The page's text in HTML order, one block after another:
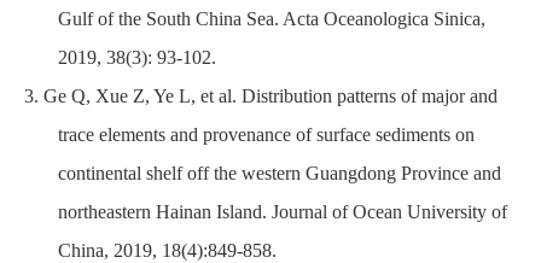
Gulf of the South China Sea. Acta Oceanologica Sinica,
2019, 38(3): 93-102.
3. Ge Q, Xue Z, Ye L, et al. Distribution patterns of major and
trace elements and provenance of surface sediments on
continental shelf off the western Guangdong Province and
northeastern Hainan Island. Journal of Ocean University of
China, 2019, 18(4):849-858.